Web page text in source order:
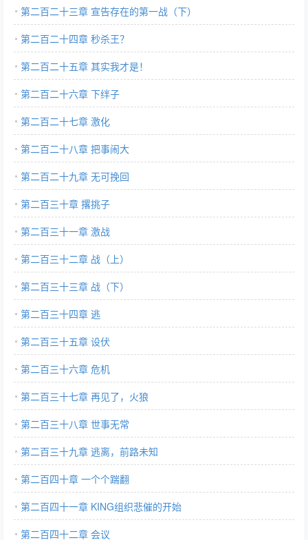
第二百二十三章 宣告存在的第一战（下）
第二百二十四章 秒杀王？
第二百二十五章 其实我才是！
第二百二十六章 下绊子
第二百二十七章 激化
第二百二十八章 把事闹大
第二百二十九章 无可挽回
第二百三十章 撂挑子
第二百三十一章 激战
第二百三十二章 战（上）
第二百三十三章 战（下）
第二百三十四章 逃
第二百三十五章 设伏
第二百三十六章 危机
第二百三十七章 再见了，火狼
第二百三十八章 世事无常
第二百三十九章 逃离，前路未知
第二百四十章 一个个踹翻
第二百四十一章 KING组织悲催的开始
第二百四十二章 会议